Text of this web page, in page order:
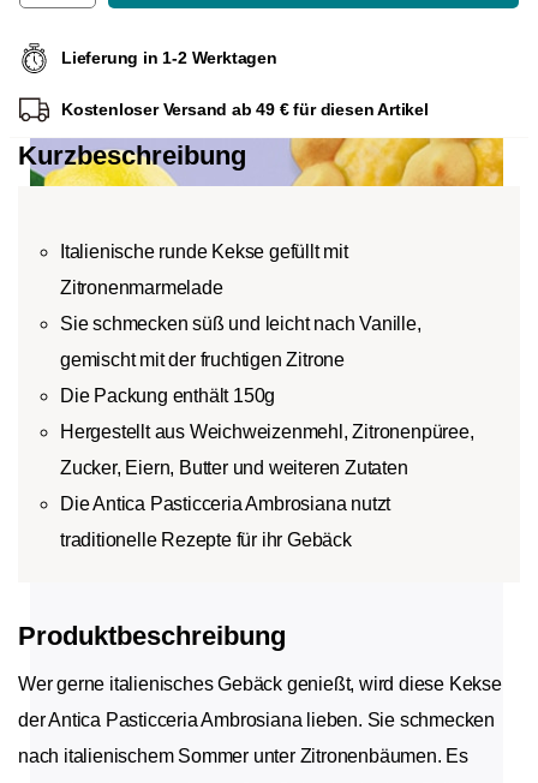
Lieferung in 1-2 Werktagen
Kostenloser Versand ab 49 € für diesen Artikel
Kurzbeschreibung
Italienische runde Kekse gefüllt mit
Zitronenmarmelade
Sie schmecken süß und leicht nach Vanille,
gemischt mit der fruchtigen Zitrone
Die Packung enthält 150g
Hergestellt aus Weichweizenmehl, Zitronenpüree,
Zucker, Eiern, Butter und weiteren Zutaten
Die Antica Pasticceria Ambrosiana nutzt
traditionelle Rezepte für ihr Gebäck
Produktbeschreibung
Wer gerne italienisches Gebäck genießt, wird diese Kekse
der Antica Pasticceria Ambrosiana lieben. Sie schmecken
nach italienischem Sommer unter Zitronenbäumen. Es